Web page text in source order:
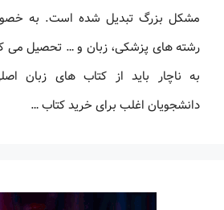
مشکل بزرگ تبدیل شده است. به
رشته های پزشکی، زبان و … تحصیل می
به ناچار باید از کتاب های زبان
دانشجویان اغلب برای خرید کتاب …